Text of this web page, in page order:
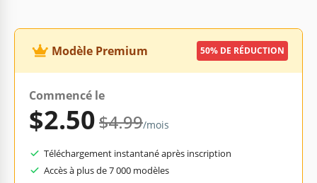
Modèle Premium 50% DE RÉDUCTION
Commencé le
$2.50$4.99/mois
Téléchargement instantané après inscription
Accès à plus de 7 000 modèles